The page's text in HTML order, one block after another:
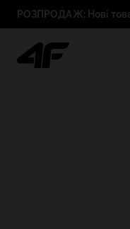
РОЗПРОДАЖ: Нові